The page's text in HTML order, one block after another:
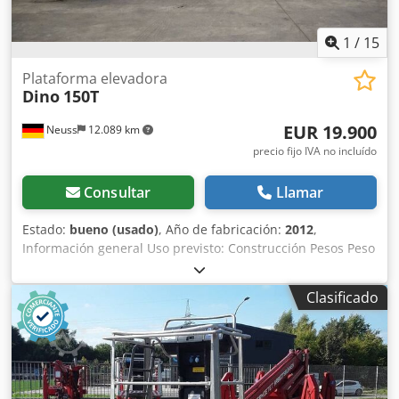
1 / 15
Neuss 12.089 km
Plataforma elevadora
Dino 150T
EUR 19.900
precio fijo IVA no incluído
Consultar Llamar
Estado: bueno (usado), Año de fabricación: 2012,
Información general Uso previsto: Construcción Pesos Peso
en vacío: 1.620 kg Funcionalidad Altura de elevación: 1.300
cm Altura de trabajo: 1.500 cm Certificación CE: sí Estado
Estado técnico: bueno Estado visual: bueno Más
información Condiciones de entrega: EXW Alcance
horizontal máximo: 9,80 m Ángulo máximo de giro de la
plataforma de trabajo: 360° Dimensiones de transporte (L x
A x H): 6,47 x 1,81 x 2,11 m Información adicional Para más
Clasificado